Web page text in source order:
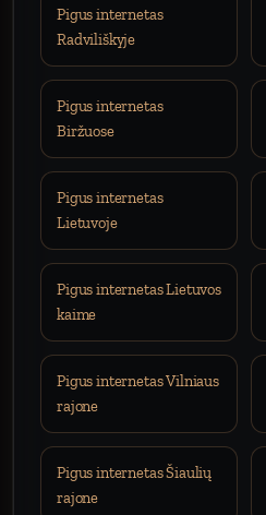
Pigus internetas
Radviliškyje
Pigus internetas
Biržuose
Pigus internetas
Lietuvoje
Pigus internetas Lietuvos
kaime
Pigus internetas Vilniaus
rajone
Pigus internetas Šiaulių
rajone